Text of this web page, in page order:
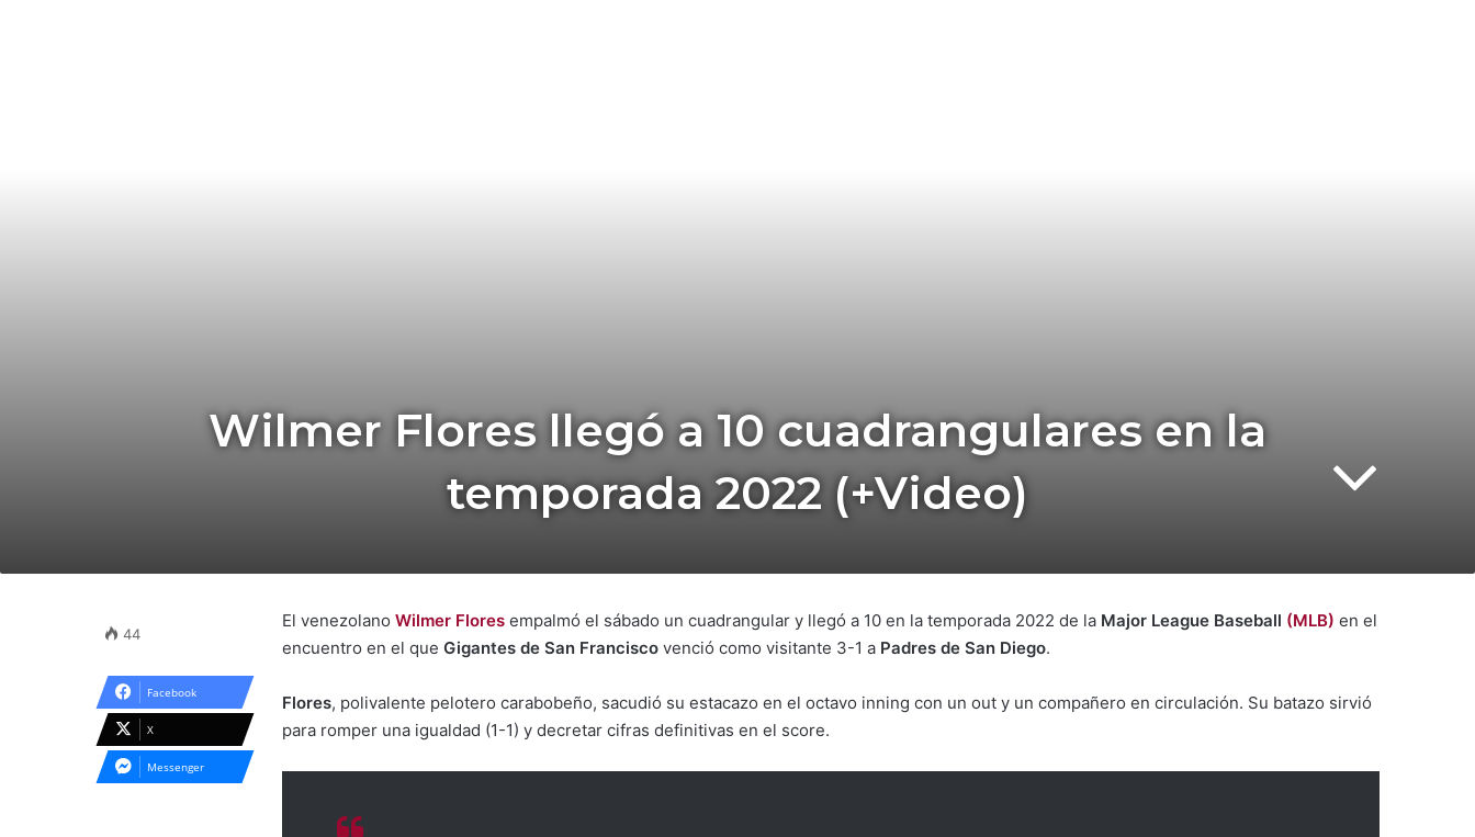
Wilmer Flores llegó a 10 cuadrangulares en la
temporada 2022 (+Video)
El venezolano Wilmer Flores empalmó el sábado un cuadrangular y llegó a 10 en la temporada 2022 de la Major League Baseball (MLB) en el
encuentro en el que Gigantes de San Francisco venció como visitante 3-1 a Padres de San Diego.
Flores, polivalente pelotero carabobeño, sacudió su estacazo en el octavo inning con un out y un compañero en circulación. Su batazo sirvió
para romper una igualdad (1-1) y decretar cifras definitivas en el score.
44
Facebook
X
Messenger